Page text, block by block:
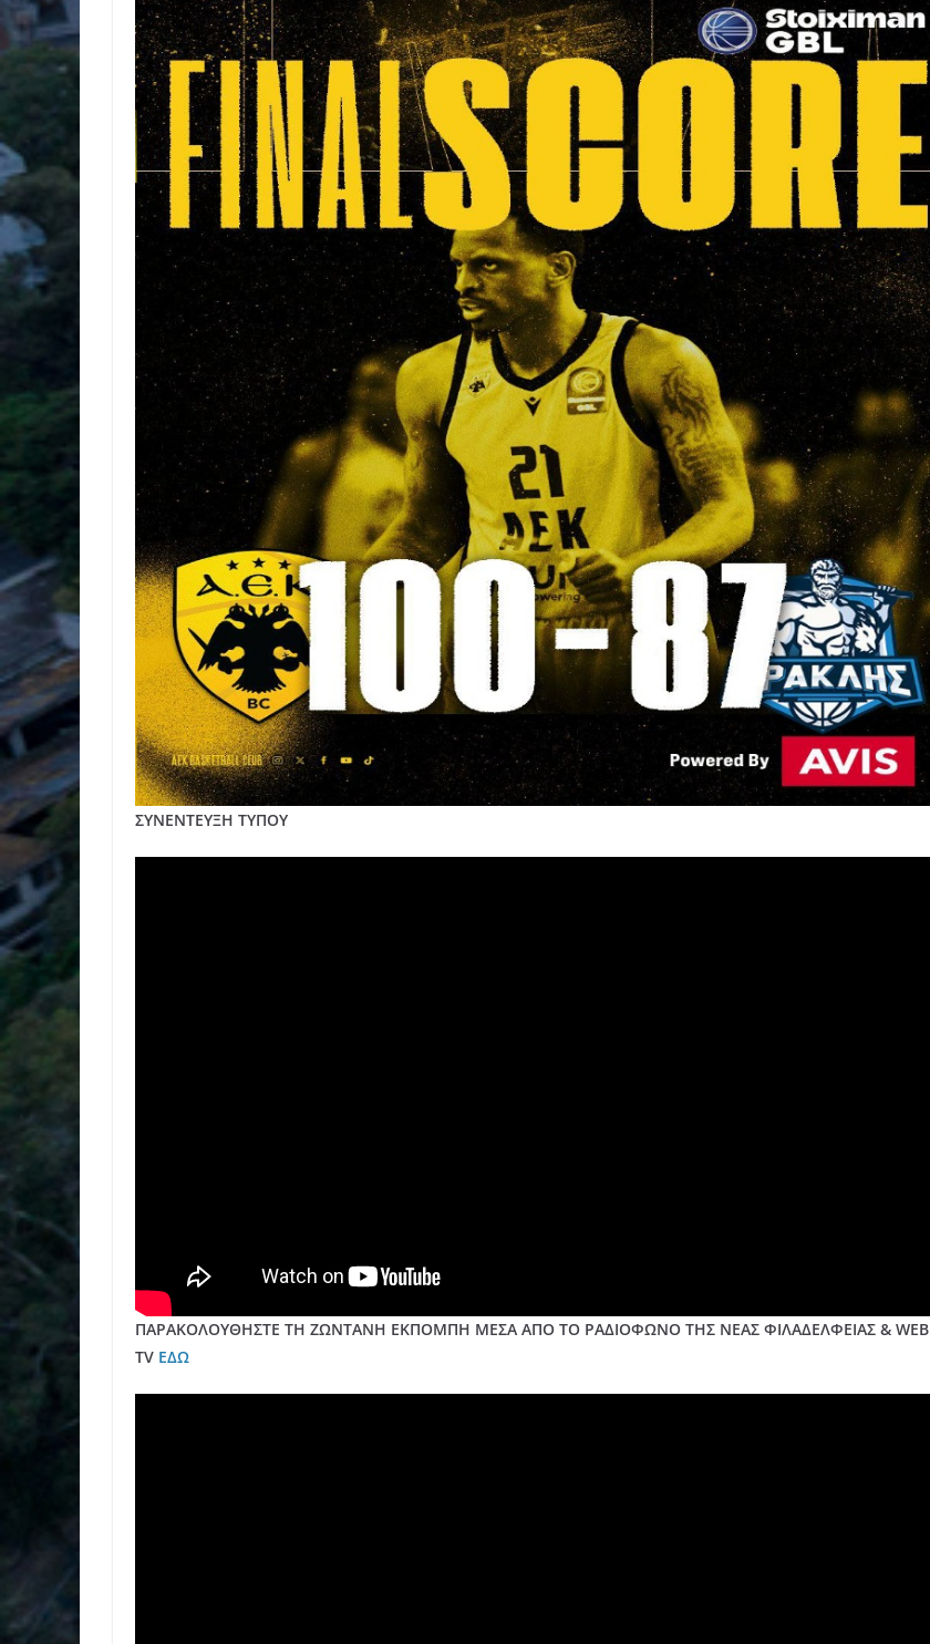
ΣΥΝΕΝΤΕΥΞΗ ΤΥΠΟΥ
ΠΑΡΑΚΟΛΟΥΘΗΣΤΕ ΤΗ ΖΩΝΤΑΝΗ ΕΚΠΟΜΠΗ ΜΕΣΑ ΑΠΟ ΤΟ ΡΑΔΙΟΦΩΝΟ ΤΗΣ ΝΕΑΣ ΦΙΛΑΔΕΛΦΕΙΑΣ & WEB
TV ΕΔΩ